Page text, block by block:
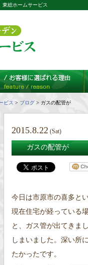
総ホームサービス
ビス > ブログ > ガスの配管が
2015.8.22 (Sat)
ガスの配管が
今日は市原市の喜多と
現在住宅が経っている
と、ガス管が出てきま
しまいました。深い所
たかったです。